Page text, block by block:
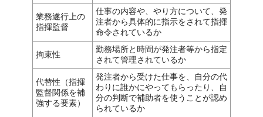
業務遂行上の
指揮監督
仕事の内容や、やり方について、発
注者から具体的に指示をされて指揮
命令されているか
拘束性
勤務場所と時間が発注者等から指定
されて管理されているか
代替性（指揮
監督関係を補
強する要素）
発注者から受けた仕事を、自分の代
わりに誰かにやってもらったり、自
分の判断で補助者を使うことが認め
られているか